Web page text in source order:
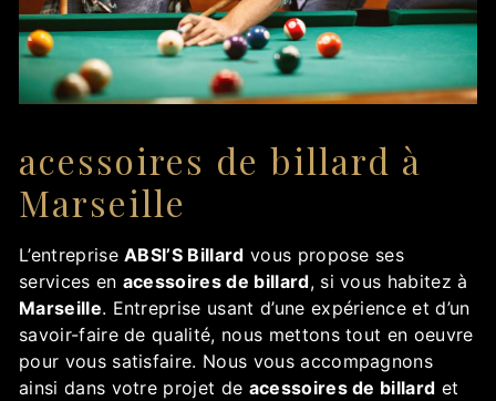
acessoires de billard à
Marseille
L’entrepriseABSI’S Billard vous propose ses
services en acessoires de billard, si vous habitez à
Marseille. Entreprise usant d’une expérience et d’un
savoir-faire de qualité, nous mettons tout en oeuvre
pour vous satisfaire. Nous vous accompagnons
ainsi dans votre projet de acessoires de billard et